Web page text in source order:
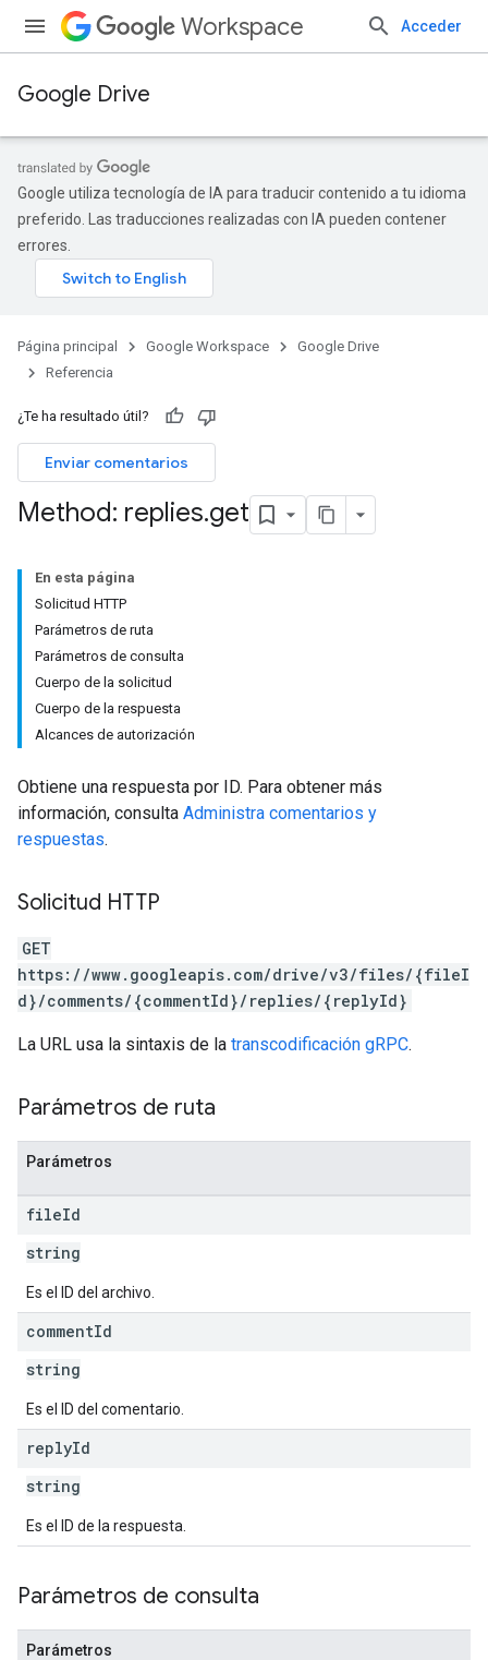
Workspace Acceder
Google Drive
Google utiliza tecnología de IA para traducir contenido a tu idioma
preferido. Las traducciones realizadas con IA pueden contener
errores.
Página principal Google Workspace
Google Drive
Referencia
¿Te ha resultado útil?
Enviar comentarios
Method: replies.get
En esta página
Solicitud HTTP
Parámetros de ruta
Parámetros de consulta
Cuerpo de la solicitud
Cuerpo de la respuesta
Alcances de autorización
Obtiene una respuesta por ID. Para obtener más
información, consulta Administra comentarios y
respuestas.
Solicitud HTTP
GET
https://www.googleapis.com/drive/v3/files/{fileI
d}/comments/{commentId}/replies/{replyId}
La URL usa la sintaxis de la transcodificación gRPC.
Parámetros de ruta
Parámetros
fileId
string
Es el ID del archivo.
commentId
string
Es el ID del comentario.
replyId
string
Es el ID de la respuesta.
Parámetros de consulta
Parámetros